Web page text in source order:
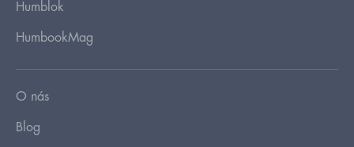
Humblok
HumbookMag
O nás
Blog